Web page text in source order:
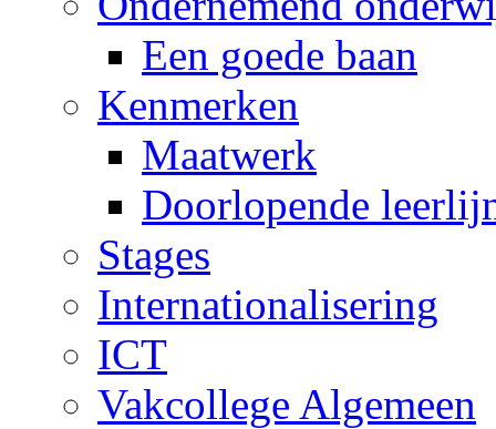
Een goede baan
Kenmerken
Maatwerk
Doorlopende
Stages
Internationalisering
ICT
Vakcollege Algemeen